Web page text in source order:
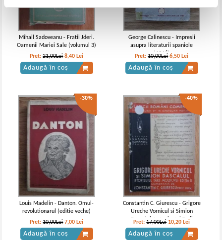
Mihail Sadoveanu - Fratii Jderi.
Oamenii Mariei Sale (volumul 3)
Pret:21,00Lei 8,40 Lei
Adaugă în coș
George Calinescu - Impresii
asupra literaturii spaniole
(1946)
Pret:10,00Lei 6,50 Lei
Adaugă în coș
-30%
Louis Madelin - Danton. Omul-
revolutionarul (editie veche)
Pret:10,00Lei 7,00 Lei
Adaugă în coș
-40%
Constantin C. Giurescu - Grigore
Ureche Vornicul si Simion
Dascalul. Letopisetul Tarii
Moldovei
Pret:17,00Lei 10,20 Lei
Adaugă în coș